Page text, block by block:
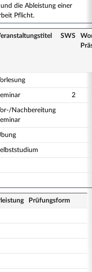
die Ableistung einer
Pflicht.
SWS
2
Nachbereitung
Prüfungsform